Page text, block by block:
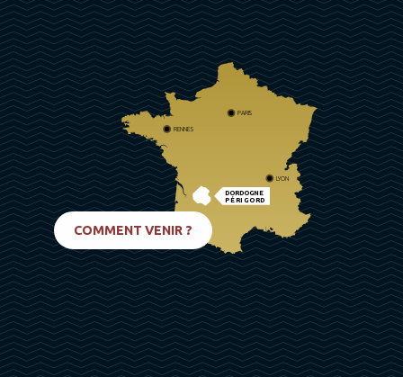
DORDOGNE
PÉRIGORD
PARIS
RENNES
LYON
COMMENT VENIR ?